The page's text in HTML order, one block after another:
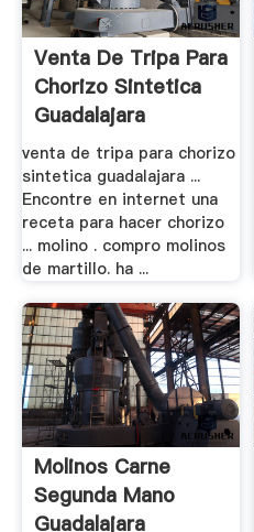
Venta De Tripa Para
Chorizo Sintetica
Guadalajara
venta de tripa para chorizo
sintetica guadalajara ...
Encontre en internet una
receta para hacer chorizo
... molino . compro molinos
de martillo. ha ...
Molinos Carne
Segunda Mano
Guadalajara